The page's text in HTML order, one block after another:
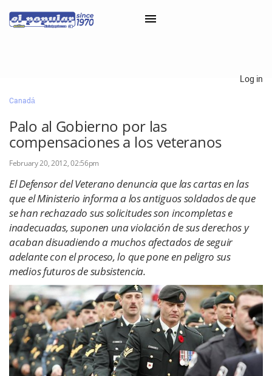
Classifieds
Categorías
Iniciar sesión con Clascal
×
Log in
Canadá
Palo al Gobierno por las
compensaciones a los veteranos
February 20, 2012, 02:56pm
El Defensor del Veterano denuncia que las cartas en las
que el Ministerio informa a los antiguos soldados de que
se han rechazado sus solicitudes son incompletas e
inadecuadas, suponen una violación de sus derechos y
acaban disuadiendo a muchos afectados de seguir
adelante con el proceso, lo que pone en peligro sus
medios futuros de subsistencia.